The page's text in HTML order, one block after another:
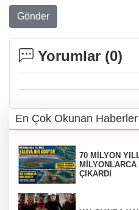
Gönder
Yorumlar (0)
En Çok Okunan Haberler
70 MİLYON
ÇIKARDI